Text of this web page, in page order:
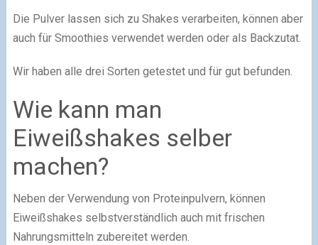
Die Pulver lassen sich zu Shakes verarbeiten, können aber
auch für Smoothies verwendet werden oder als Backzutat.
Wir haben alle drei Sorten getestet und für gut befunden.
Wie kann man
Eiweißshakes selber
machen?
Neben der Verwendung von Proteinpulvern, können
Eiweißshakes selbstverständlich auch mit frischen
Nahrungsmitteln zubereitet werden.